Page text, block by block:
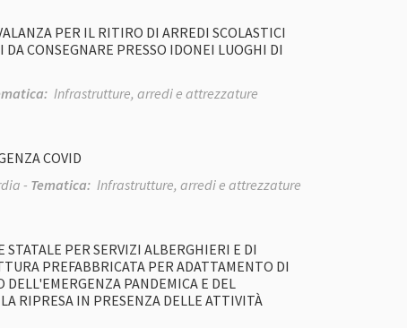
PER IL RITIRO DI ARREDI SCOLASTICI
CONSEGNARE PRESSO IDONEI LUOGHI DI
Infrastrutture, arredi e attrezzature
COVID
- Tematica: Infrastrutture, arredi e attrezzature
PER SERVIZI ALBERGHIERI E DI
PREFABBRICATA PER ADATTAMENTO DI
PANDEMICA E DEL
RIPRESA IN PRESENZA DELLE ATTIVITÀ